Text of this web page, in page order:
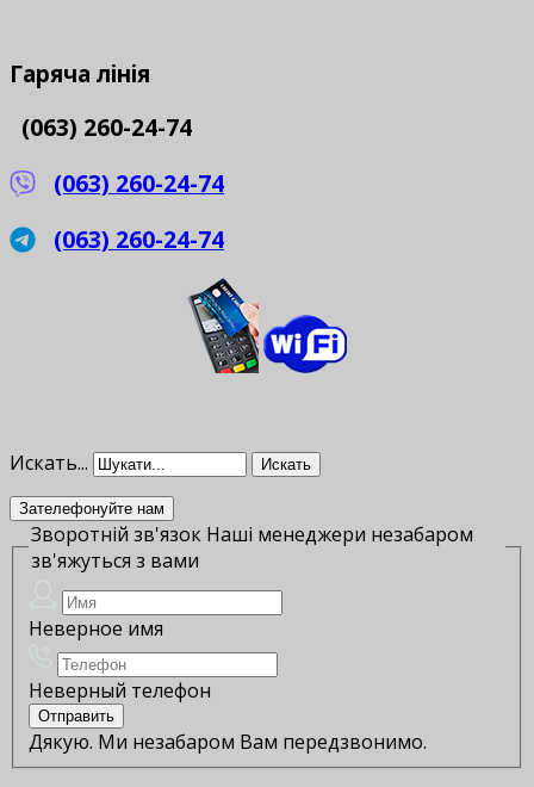
Гаряча лінія
(063) 260-24-74
(063) 260-24-74
(063) 260-24-74
Искать... Искать
Зателефонуйте нам
Зворотній зв'язок Наші менеджери незабаром
зв'яжуться з вами
Неверное имя
Неверный телефон
Дякую. Ми незабаром Вам передзвонимо.